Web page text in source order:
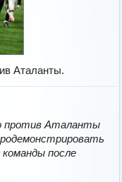
Аталанты.
против Аталанты
после